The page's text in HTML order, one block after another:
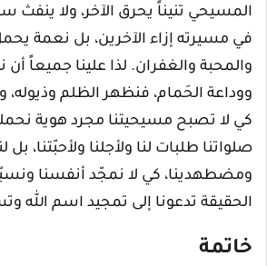
المسيحي تنيناً يحرق الآخر، ولا ينفث
في مسيرته إزاء الآخرين، بل نعمة
والمحبة والغفران. لذا علينا جميعاً
ووداعة الحَمام، فنظهر الظلم وذيوله،
كي لا تصبح مسيحيتنا مجرد هوية
صلواتنا طلبات لنا ولأجلنا ولأحبّتنا، بل
ومضطهدينا، كي لا نمجّد أنفسنا
الحقيقة تدعونا إلى تمجيد اسم الله
خاتمة